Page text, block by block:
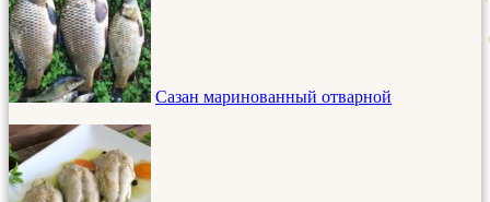
Сазан маринованный отварной